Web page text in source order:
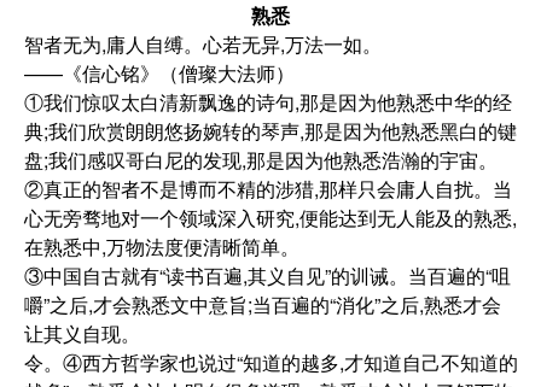
熟悉
智者无为,庸人自缚。心若无异,万法一如。
——《信心铭》（僧璨大法师）
①我们惊叹太白清新飘逸的诗句,那是因为他熟悉中华的经
典;我们欣赏朗朗悠扬婉转的琴声,那是因为他熟悉黑白的键
盘;我们感叹哥白尼的发现,那是因为他熟悉浩瀚的宇宙。
②真正的智者不是博而不精的涉猎,那样只会庸人自扰。当
心无旁骛地对一个领域深入研究,便能达到无人能及的熟悉,
在熟悉中,万物法度便清晰简单。
③中国自古就有“读书百遍,其义自见”的训诫。当百遍的“咀
嚼”之后,才会熟悉文中意旨;当百遍的“消化”之后,熟悉才会
让其义自现。
令。④西方哲学家也说过“知道的越多,才知道自己不知道的